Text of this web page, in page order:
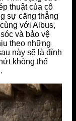
thuật của cô
sự căng thẳng
với Albus,
và bảo vệ
theo những
này sẽ là đỉnh
không thể